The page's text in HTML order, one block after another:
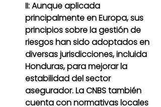
II: Aunque aplicada
principalmente en Europa, sus
principios sobre la gestión de
riesgos han sido adoptados en
diversas jurisdicciones, incluida
Honduras, para mejorar la
estabilidad del sector
asegurador. La CNBS también
cuenta con normativas locales